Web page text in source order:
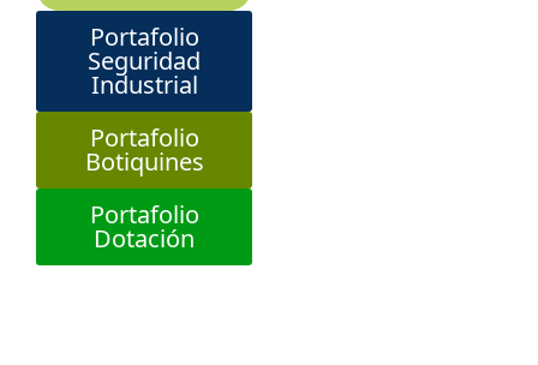
Portafolio
Seguridad
Industrial
Portafolio
Botiquines
Portafolio
Dotación